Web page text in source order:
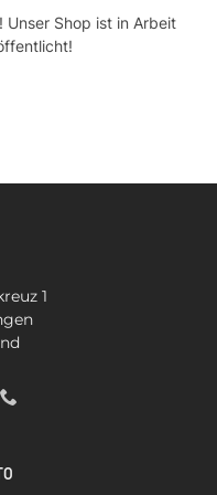
Unser Shop ist in Arbeit
1